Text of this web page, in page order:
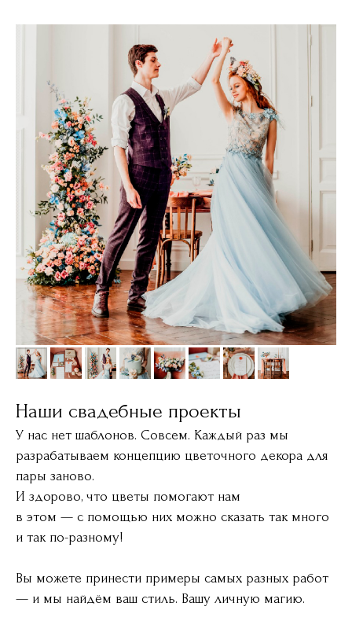
Наши свадебные проекты
У нас нет шаблонов. Совсем. Каждый раз мы
разрабатываем концепцию цветочного декора для
пары заново.
И здорово, что цветы помогают нам
в этом — с помощью них можно сказать так много
и так по-разному!
Вы можете принести примеры самых разных работ
— и мы найдём ваш стиль. Вашу личную магию.